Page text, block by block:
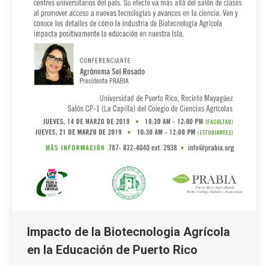
Impacto de la Biotecnologia Agrícola
en la Educación de Puerto Rico